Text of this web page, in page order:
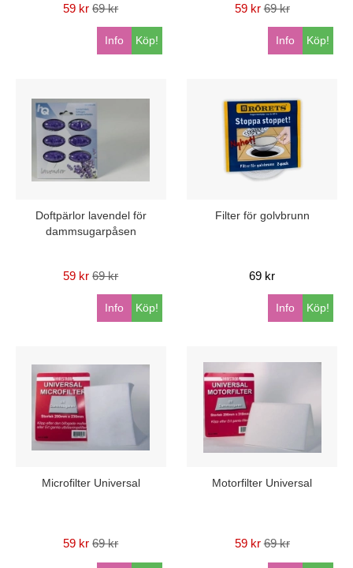
59 kr 69 kr
Köp!
Info
59 kr 69 kr
Köp!
Info
Doftpärlor lavendel för
dammsugarpåsen
59 kr 69 kr
Köp!
Info
Filter för golvbrunn
69 kr
Köp!
Info
Microfilter Universal
59 kr 69 kr
Motorfilter Universal
59 kr 69 kr